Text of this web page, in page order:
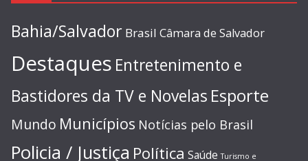
Bahia/Salvador Brasil Câmara de Salvador
Destaques Entretenimento e
Bastidores da TV e Novelas Esporte
Mundo Municípios Notícias pelo Brasil
Policia / Justiça Política Saúde Turismo e